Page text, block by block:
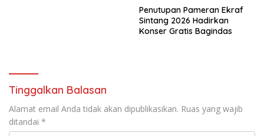
Penutupan Pameran Ekraf
Sintang 2026 Hadirkan
Konser Gratis Bagindas
Tinggalkan Balasan
Alamat email Anda tidak akan dipublikasikan. Ruas yang wajib
ditandai *